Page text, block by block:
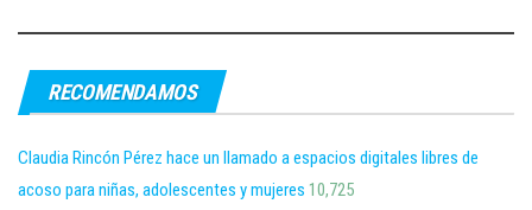
RECOMENDAMOS
Claudia Rincón Pérez hace un llamado a espacios digitales libres de
acoso para niñas, adolescentes y mujeres 10,725